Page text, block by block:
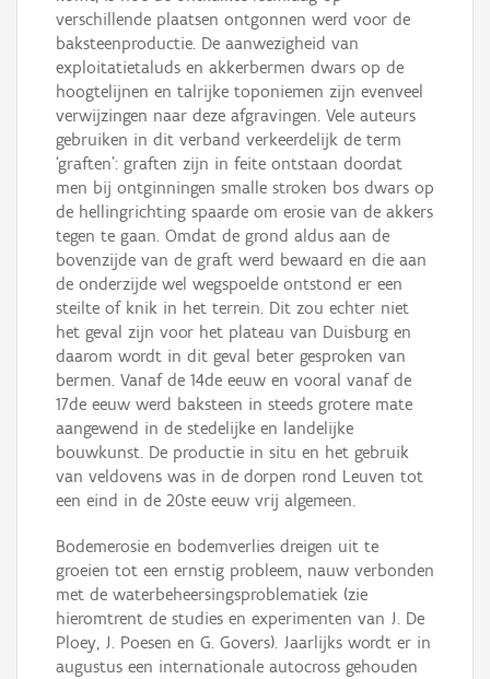
verschillende plaatsen ontgonnen werd voor de
baksteenproductie. De aanwezigheid van
exploitatietaluds en akkerbermen dwars op de
hoogtelijnen en talrijke toponiemen zijn evenveel
verwijzingen naar deze afgravingen. Vele auteurs
gebruiken in dit verband verkeerdelijk de term
‘graften’: graften zijn in feite ontstaan doordat
men bij ontginningen smalle stroken bos dwars op
de hellingrichting spaarde om erosie van de akkers
tegen te gaan. Omdat de grond aldus aan de
bovenzijde van de graft werd bewaard en die aan
de onderzijde wel wegspoelde ontstond er een
steilte of knik in het terrein. Dit zou echter niet
het geval zijn voor het plateau van Duisburg en
daarom wordt in dit geval beter gesproken van
bermen. Vanaf de 14de eeuw en vooral vanaf de
17de eeuw werd baksteen in steeds grotere mate
aangewend in de stedelijke en landelijke
bouwkunst. De productie in situ en het gebruik
van veldovens was in de dorpen rond Leuven tot
een eind in de 20ste eeuw vrij algemeen.
Bodemerosie en bodemverlies dreigen uit te
groeien tot een ernstig probleem, nauw verbonden
met de waterbeheersingsproblematiek (zie
hieromtrent de studies en experimenten van J. De
Ploey, J. Poesen en G. Govers). Jaarlijks wordt er in
augustus een internationale autocross gehouden